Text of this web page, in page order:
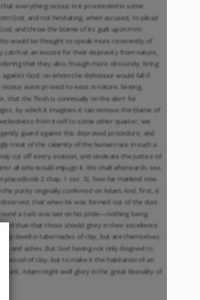
everything vicious in it proceeded in some
God, and not hesitating, when accused, to plead
and throw the blame of its guilt upon Him.
would be thought to speak more reverently of
catch at an excuse for their depravity from nature,
that they also, though more obscurely, bring
against God, on whom the dishonour would fall if
vicious were proved to exist in nature. Seeing,
that the flesh is continually on the alert for
by which it imagines it can remove the blame of
from itself to some other quarter, we
guard against this depraved procedure, and
treat of the calamity of the human race in such a
cut off every evasion, and vindicate the justice of
all who would impugn it. We shall afterwards see,
place(Book 2 chap. 1 sec. 3), how far mankind now
the purity originally conferred on Adam. And, first, it
that when he was formed out of the dust
a curb was laid on his pride—nothing being
than that those should glory in their excellence
only dwell in tabernacles of clay, but are themselves
and ashes. But God having not only deigned to
a vessel of clay, but to make it the habitation of an
spirit, Adam might well glory in the great liberality of